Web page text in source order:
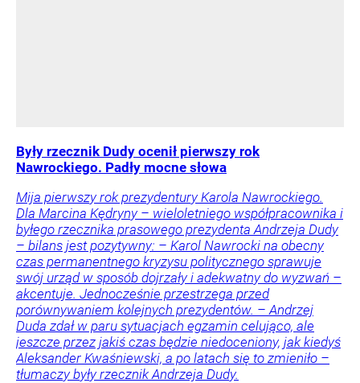
Były rzecznik Dudy ocenił pierwszy rok
Nawrockiego. Padły mocne słowa
Mija pierwszy rok prezydentury Karola Nawrockiego.
Dla Marcina Kędryny – wieloletniego współpracownika i
byłego rzecznika prasowego prezydenta Andrzeja Dudy
– bilans jest pozytywny: – Karol Nawrocki na obecny
czas permanentnego kryzysu politycznego sprawuje
swój urząd w sposób dojrzały i adekwatny do wyzwań –
akcentuje. Jednocześnie przestrzega przed
porównywaniem kolejnych prezydentów. – Andrzej
Duda zdał w paru sytuacjach egzamin celująco, ale
jeszcze przez jakiś czas będzie niedoceniony, jak kiedyś
Aleksander Kwaśniewski, a po latach się to zmieniło –
tłumaczy były rzecznik Andrzeja Dudy.